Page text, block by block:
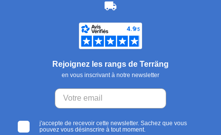
Rejoignez les rangs de Terräng
en vous inscrivant à notre newsletter
j'accepte de recevoir cette newsletter. Sachez que vous
pouvez vous désinscrire à tout moment.